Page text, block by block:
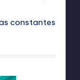
constantes